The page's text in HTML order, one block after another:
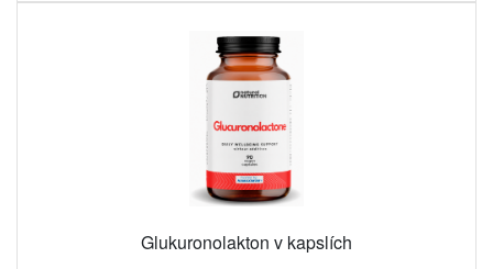
Glukuronolakton v kapslích